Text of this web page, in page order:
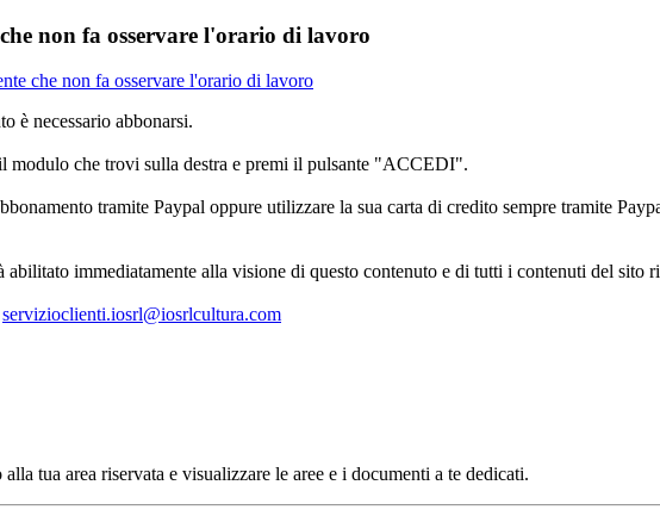
non fa osservare l'orario di lavoro
che non fa osservare l'orario di lavoro
è necessario abbonarsi.
modulo che trovi sulla destra e premi il pulsante "ACCEDI".
tramite Paypal oppure utilizzare la sua carta di credito sempre tramite
immediatamente alla visione di questo contenuto e di tutti i contenuti del sito
servizioclienti.iosrl@iosrlcultura.com
tua area riservata e visualizzare le aree e i documenti a te dedicati.